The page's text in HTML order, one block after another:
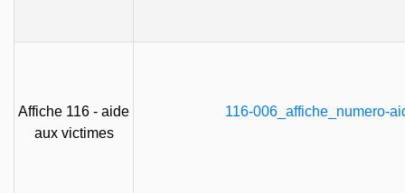
Affiche 116 - aide
aux victimes
116-006_affiche_numero-